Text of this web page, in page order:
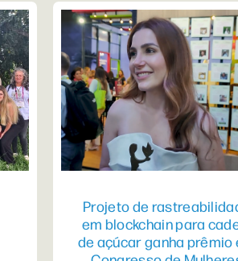
Projeto de
em blockchain para
de açúcar ganha prêmio